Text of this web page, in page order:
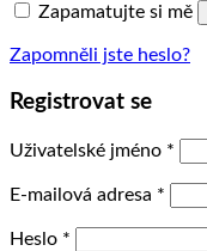
Zapamatujte si mě
Zapomněli jste heslo?
Registrovat se
Uživatelské jméno *
E-mailová adresa *
Heslo *